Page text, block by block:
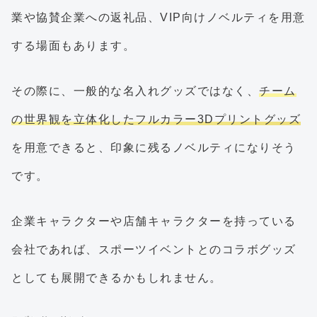
業や協賛企業への返礼品、VIP向けノベルティを用意
する場面もあります。
その際に、一般的な名入れグッズではなく、 チーム
の世界観を立体化したフルカラー3Dプリントグッズ
を用意できると、印象に残るノベルティになりそう
です。
企業キャラクターや店舗キャラクターを持っている
会社であれば、スポーツイベントとのコラボグッズ
としても展開できるかもしれません。